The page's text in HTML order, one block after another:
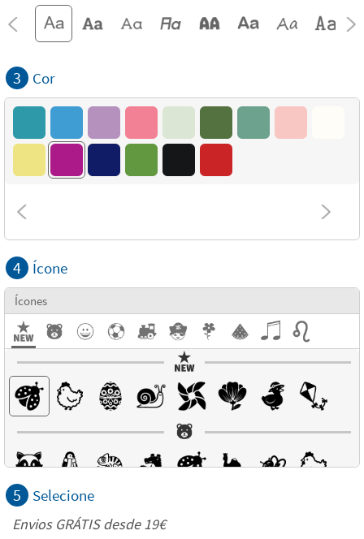
3 Cor
4 Ícone
Ícones
5 Selecione
Envios GRÁTIS desde 19€